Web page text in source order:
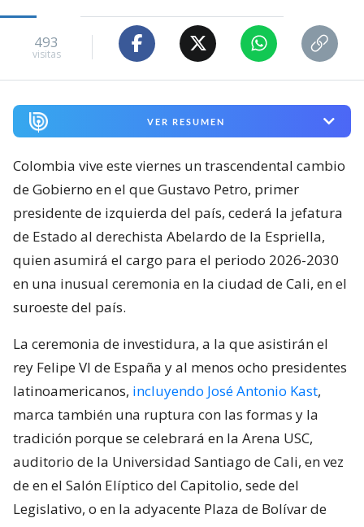
493
visitas
VER RESUMEN
Colombia vive este viernes un trascendental cambio
de Gobierno en el que Gustavo Petro, primer
presidente de izquierda del país, cederá la jefatura
de Estado al derechista Abelardo de la Espriella,
quien asumirá el cargo para el periodo 2026-2030
en una inusual ceremonia en la ciudad de Cali, en el
suroeste del país.
La ceremonia de investidura, a la que asistirán el
rey Felipe VI de España y al menos ocho presidentes
latinoamericanos, incluyendo José Antonio Kast,
marca también una ruptura con las formas y la
tradición porque se celebrará en la Arena USC,
auditorio de la Universidad Santiago de Cali, en vez
de en el Salón Elíptico del Capitolio, sede del
Legislativo, o en la adyacente Plaza de Bolívar de